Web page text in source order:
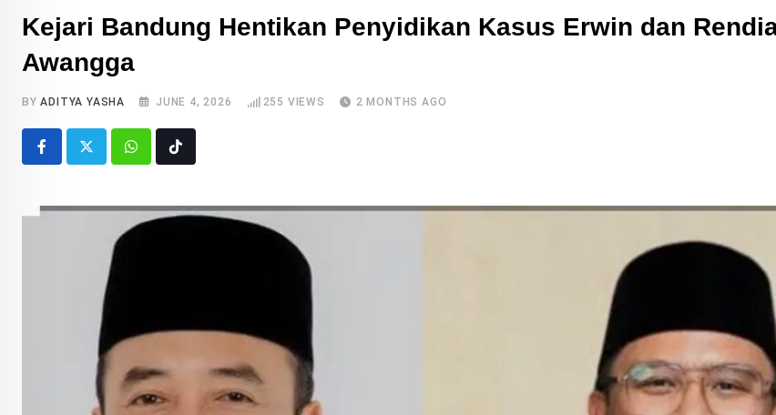
Kejari Bandung Hentikan Penyidikan Kasus Erwin dan
Awangga
BYADITYA YASHA JUNE 4, 2026 255 VIEWS 2 MONTHS AGO
WhatsappTiktok